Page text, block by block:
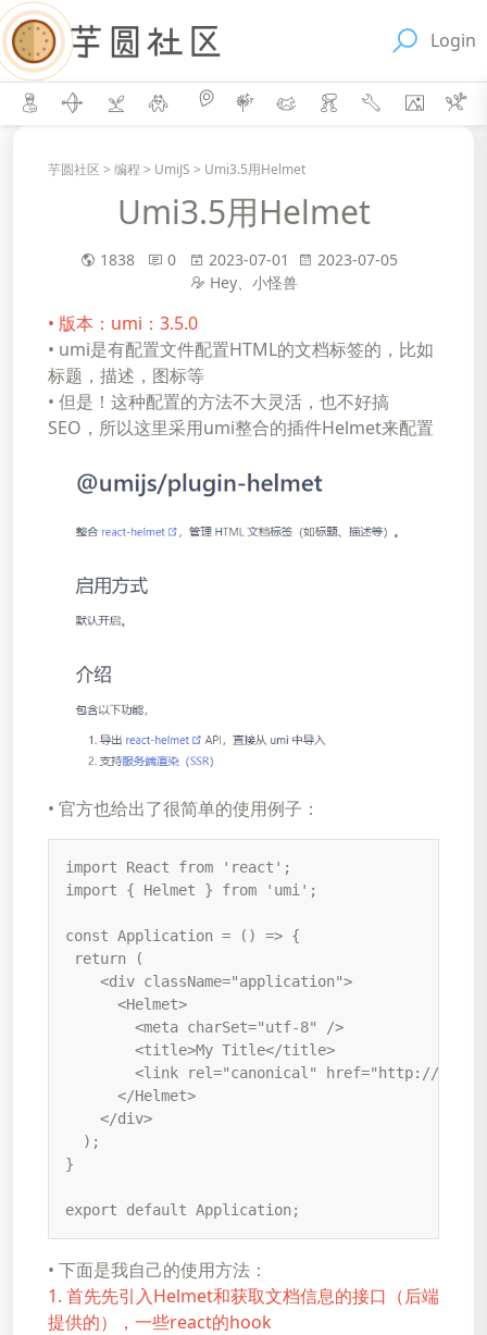
Login
芋圆社区 > 编程 > UmiJS > Umi3.5用Helmet
Umi3.5用Helmet
1838 0 2023-07-01
2023-07-05
Hey、小怪兽
• 版本：umi：3.5.0
• umi是有配置文件配置HTML的文档标签的，比如
标题，描述，图标等
• 但是！这种配置的方法不大灵活，也不好搞
SEO，所以这里采用umi整合的插件Helmet来配置
• 官方也给出了很简单的使用例子：
import React from 'react';
import { Helmet } from 'umi';
const Application = () => {
return (
    <div className="application">
      <Helmet>
        <meta charSet="utf-8" />
        <title>My Title</title>
<link rel="canonical" href="http://
      </Helmet>
    </div>
  );
}
export default Application;
• 下面是我自己的使用方法：
1. 首先先引入Helmet和获取文档信息的接口（后端
提供的），一些react的hook